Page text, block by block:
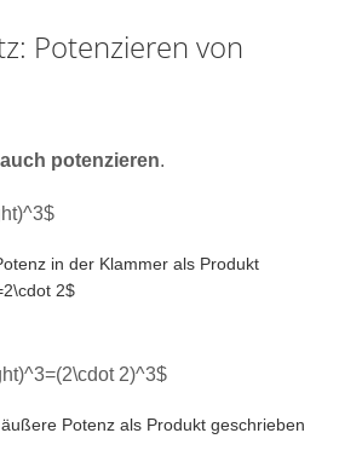
Potenzieren von
potenzieren.
in der Klammer als Produkt
2$
2)^3$
Potenz als Produkt geschrieben